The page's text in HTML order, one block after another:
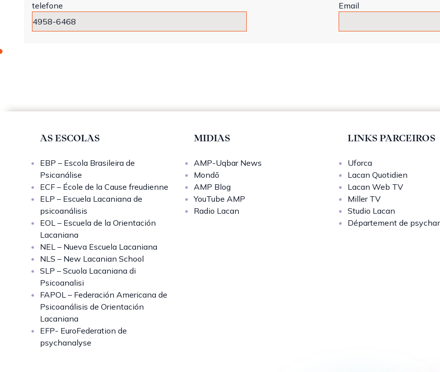
telefone Email
AS ESCOLAS
EBP – Escola Brasileira de
Psicanálise
ECF – École de la Cause freudienne
ELP – Escuela Lacaniana de
psicoanálisis
EOL – Escuela de la Orientación
Lacaniana
NEL – Nueva Escuela Lacaniana
NLS – New Lacanian School
SLP – Scuola Lacaniana di
Psicoanalisi
FAPOL – Federación Americana de
Psicoanálisis de Orientación
Lacaniana
EFP- EuroFederation de
psychanalyse
MIDIAS
AMP-Uqbar News
Mondō
AMP Blog
YouTube AMP
Radio Lacan
LINKS PARCEIROS
Uforca
Lacan Quotidien
Lacan Web TV
Miller TV
Studio Lacan
Département de